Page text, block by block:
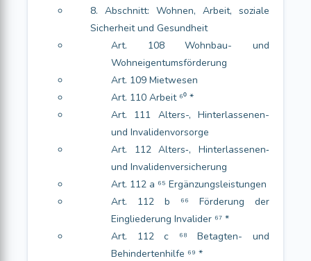
8. Abschnitt: Wohnen, Arbeit, soziale
Sicherheit und Gesundheit
Art. 108 Wohnbau- und
Wohneigentumsförderung
Art. 109 Mietwesen
Art. 110 Arbeit ⁶⁰ *
Art. 111 Alters-, Hinterlassenen-
und Invalidenvorsorge
Art. 112 Alters‑, Hinterlassenen‑
und Invalidenversicherung
Art. 112 a ⁶⁵ Ergänzungsleistungen
Art. 112 b ⁶⁶ Förderung der
Eingliederung Invalider ⁶⁷ *
Art. 112 c ⁶⁸ Betagten- und
Behindertenhilfe ⁶⁹ *